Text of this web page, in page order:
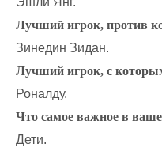
Лучший игрок, против
Зинедин Зидан.
Лучший игрок, с
Роналду.
Что самое важное в
Дети.